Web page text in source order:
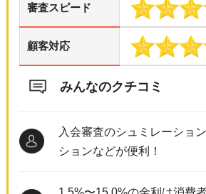
審査スピード
顧客対応
みんなのクチコミ
入会審査のシュミレーショ
ションなどが便利！